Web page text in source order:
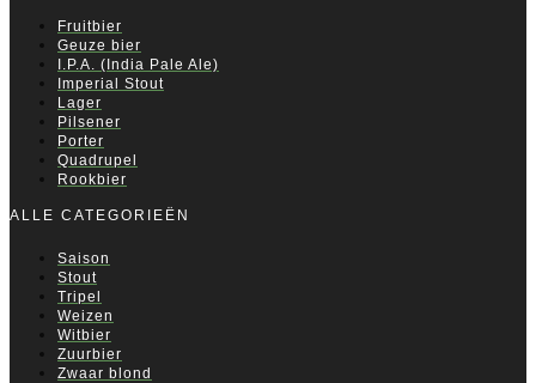
Fruitbier
Geuze bier
I.P.A. (India Pale Ale)
Imperial Stout
Lager
Pilsener
Porter
Quadrupel
Rookbier
ALLE CATEGORIEËN
Saison
Stout
Tripel
Weizen
Witbier
Zuurbier
Zwaar blond